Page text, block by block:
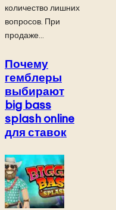
количество лишних
вопросов. При
продаже...
Почему
гемблеры
выбирают
big bass
splash online
для ставок